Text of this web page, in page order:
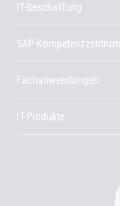
IT-Beschaffung
SAP-Kompetenzzentrum
Fachanwendungen
IT-Produkte